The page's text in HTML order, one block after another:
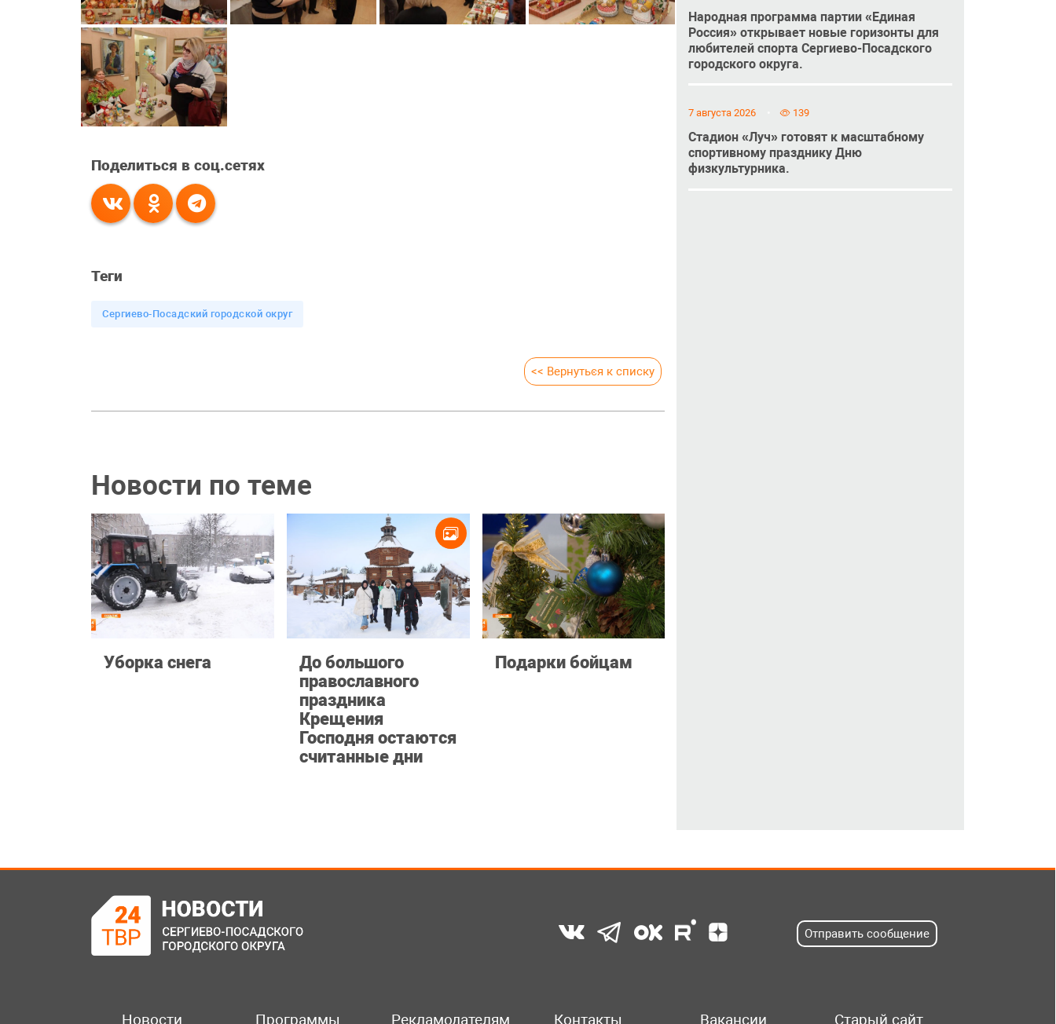
Поделиться в соц.сетях
Теги
Сергиево-Посадский городской округ
<< Вернуться к списку
Новости по теме
Уборка снега
До большого
православного
праздника
Крещения
Господня остаются
считанные дни
Подарки бойцам
Народная программа партии «Единая
Россия» открывает новые горизонты для
любителей спорта Сергиево-Посадского
городского округа.
7 августа 2026 139
Стадион «Луч» готовят к масштабному
спортивному празднику Дню
физкультурника.
Отправить сообщение
Новости Программы Рекламодателям Контакты Вакансии Старый сайт